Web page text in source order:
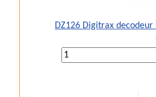
DZ126 Digitrax decodeur